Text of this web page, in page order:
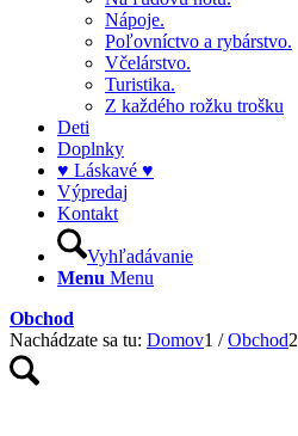
Nápoje.
Poľovníctvo a rybárstvo.
Včelárstvo.
Turistika.
Z každého rožku trošku
Deti
Doplnky
♥ Láskavé ♥
Výpredaj
Kontakt
Vyhľadávanie
Menu Menu
Obchod
Nachádzate sa tu: Domov1 / Obchod2